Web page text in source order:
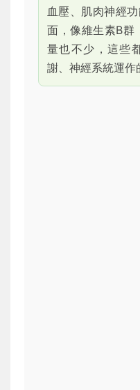
血壓、肌肉神經
面，像維生素B群
量也不少，這些
謝、神經系統運作